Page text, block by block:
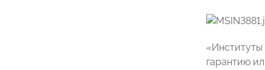
гарантию